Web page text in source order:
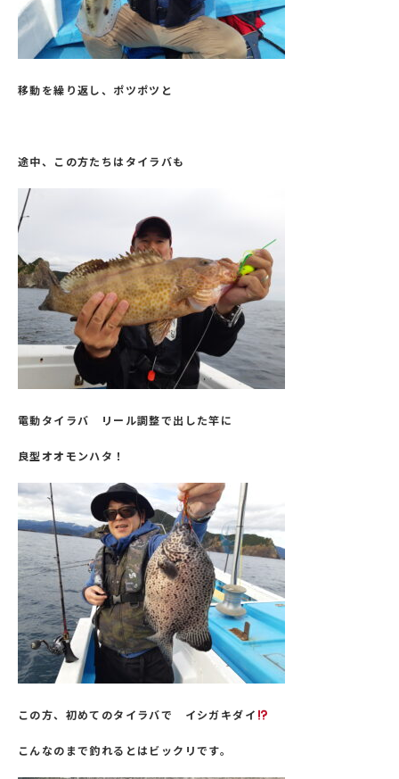
移動を繰り返し、ポツポツと
途中、この方たちはタイラバも
電動タイラバ リール調整で出した竿に
良型オオモンハタ！
この方、初めてのタイラバで イシガキダイ
こんなのまで釣れるとはビックリです。